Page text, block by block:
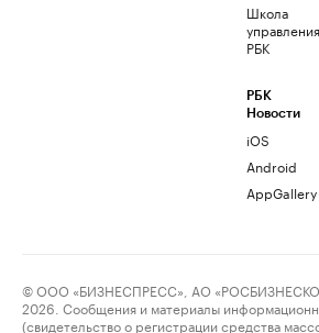
Школа
управления
РБК
РБК
Новости
iOS
Android
AppGallery
© ООО «БИЗНЕСПРЕСС», АО
2026. Сообщения и материалы
(свидетельство о регистрации средства